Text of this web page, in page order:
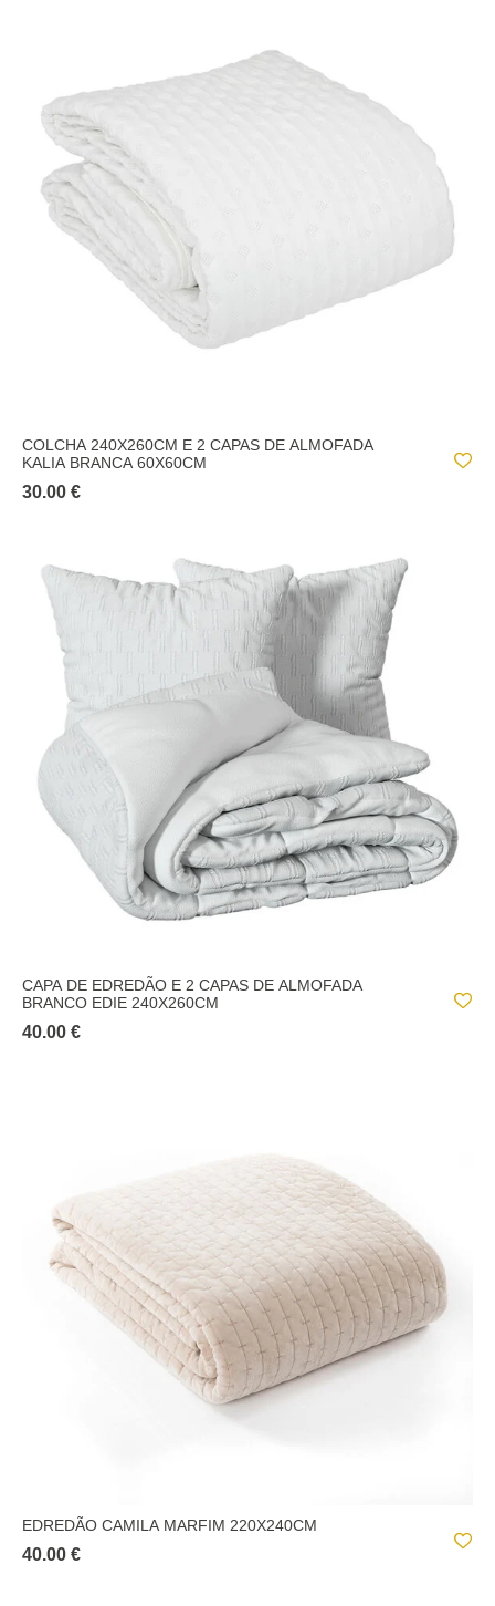
COLCHA 240X260CM E 2 CAPAS DE ALMOFADA
KALIA BRANCA 60X60CM
30.00 €
CAPA DE EDREDÃO E 2 CAPAS DE ALMOFADA
BRANCO EDIE 240X260CM
40.00 €
EDREDÃO CAMILA MARFIM 220X240CM
40.00 €